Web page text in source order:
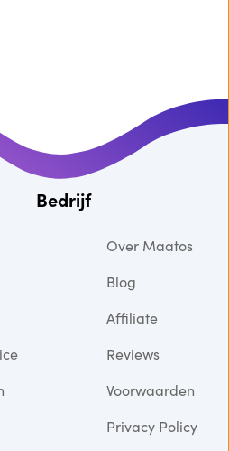
Bedrijf
Over Maatos
Blog
Affiliate
Reviews
Voorwaarden
Privacy Policy